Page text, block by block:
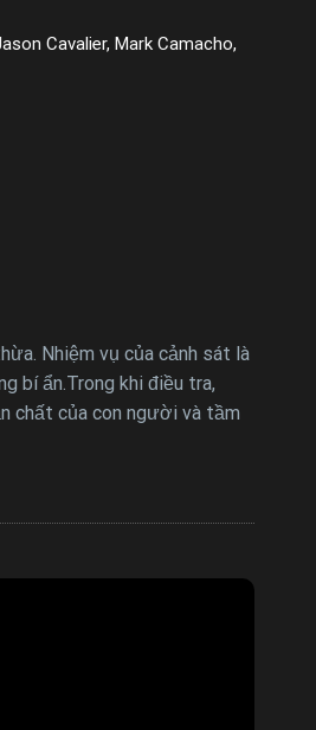
Cavalier, Mark Camacho,
Nhiệm vụ của cảnh sát là
bí ẩn.Trong khi điều tra,
chất của con người và tầm